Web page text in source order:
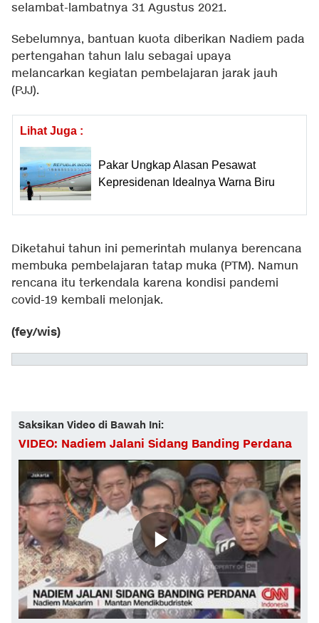
selambat-lambatnya 31 Agustus 2021.
Sebelumnya, bantuan kuota diberikan Nadiem pada
pertengahan tahun lalu sebagai upaya
melancarkan kegiatan pembelajaran jarak jauh
(PJJ).
Lihat Juga :
Pakar Ungkap Alasan Pesawat
Kepresidenan Idealnya Warna Biru
Diketahui tahun ini pemerintah mulanya berencana
membuka pembelajaran tatap muka (PTM). Namun
rencana itu terkendala karena kondisi pandemi
covid-19 kembali melonjak.
(fey/wis)
Saksikan Video di Bawah Ini:
VIDEO: Nadiem Jalani Sidang Banding Perdana